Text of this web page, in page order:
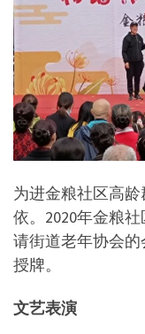
为进金粮社区高
依。2020年金粮
请街道老年协会
授牌。
文艺表演